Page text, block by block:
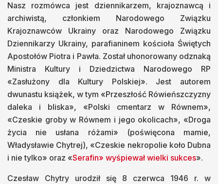
Nasz rozmówca jest dziennikarzem, krajoznawcą i
archiwistą, członkiem Narodowego Związku
Krajoznawców Ukrainy oraz Narodowego Związku
Dziennikarzy Ukrainy, parafianinem kościoła Świętych
Apostołów Piotra i Pawła. Został uhonorowany odznaką
Ministra Kultury i Dziedzictwa Narodowego RP
«Zasłużony dla Kultury Polskiej». Jest autorem
dwunastu książek, w tym «Przeszłość Rówieńszczyzny
daleka i bliska», «Polski cmentarz w Równem»,
«Czeskie groby w Równem i jego okolicach», «Droga
życia nie usłana różami» (poświęcona mamie,
Władysławie Chytrej), «Czeskie nekropolie koło Dubna
i nie tylko» oraz «Serafin» wyśpiewał wielki sukces».
Czesław Chytry urodził się 8 czerwca 1946 r. w